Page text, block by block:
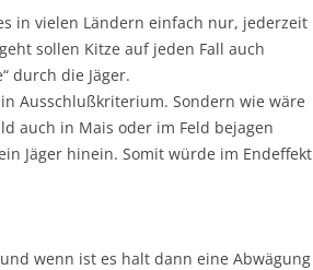
in vielen Ländern einfach nur, jederzeit
sollen Kitze auf jeden Fall auch
durch die Jäger.
Ausschlußkriterium. Sondern wie wäre
auch in Mais oder im Feld bejagen
Jäger hinein. Somit würde im Endeffekt
wenn ist es halt dann eine Abwägung